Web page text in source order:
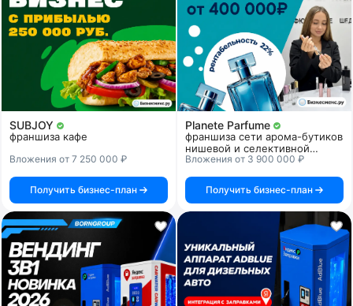
SUBJOY
франшиза кафе
Вложения от 7 250 000 ₽
Получить бизнес-план
Planete Parfume
франшиза сети арома-бутиков
нишевой и селективной
парфюмерии
Вложения от 3 900 000 ₽
Получить бизнес-план